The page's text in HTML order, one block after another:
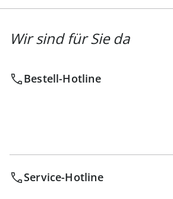
Wir sind für Sie da
Bestell-Hotline
Service-Hotline